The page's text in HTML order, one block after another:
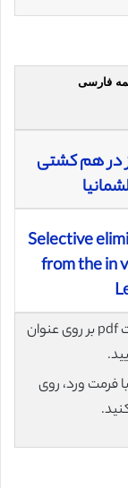
فارسی
در هم کشتی
Selective
from the in
برای دانلود رایگان مقاله انگلیسی با فرمت pdf بر روی عنوان
فرمت ورد، روی